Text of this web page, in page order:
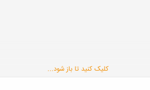
این تفاوت که باید آیلتس 7.5 تا 8 بگیرم
کلیک کنید تا باز شود...